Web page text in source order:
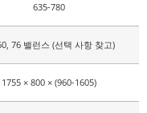
635-780
76 밸런스 (선택 사항 찾고)
1755 × 800 × (960-1605)